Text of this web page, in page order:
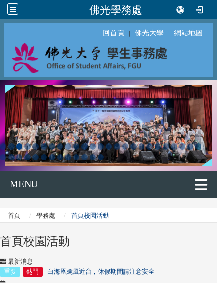
佛光學務處
回首頁 ｜ 佛光大學 ｜ 網站地圖
MENU
首頁 學務處 首頁校園活動
首頁校園活動
最新消息
重要
熱門 白海豚颱風近台，休假期間請注意安全